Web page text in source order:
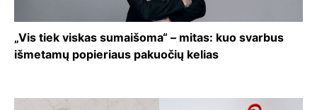
„Vis tiek viskas sumaišoma“ – mitas: kuo svarbus
išmetamų popieriaus pakuočių kelias